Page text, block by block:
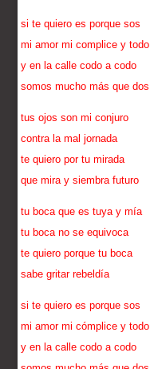
si te quiero es porque sos
mi amor mi complice y todo
y en la calle codo a codo
somos mucho más que dos
tus ojos son mi conjuro
contra la mal jornada
te quiero por tu mirada
que mira y siembra futuro
tu boca que es tuya y mía
tu boca no se equivoca
te quiero porque tu boca
sabe gritar rebeldía
si te quiero es porque sos
mi amor mi cómplice y todo
y en la calle codo a codo